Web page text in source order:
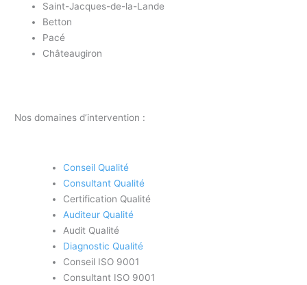
Saint-Jacques-de-la-Lande
Betton
Pacé
Châteaugiron
Nos domaines d’intervention :
Conseil Qualité
Consultant Qualité
Certification Qualité
Auditeur Qualité
Audit Qualité
Diagnostic Qualité
Conseil ISO 9001
Consultant ISO 9001